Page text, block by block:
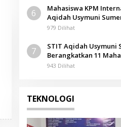
6
Mahasiswa KPM
Aqidah Usymuni
Pengurusan Jenazah
979 Dilihat
7
STIT Aqidah Usymuni
Berangkatkan 11
Internasional di
943 Dilihat
TEKNOLOGI